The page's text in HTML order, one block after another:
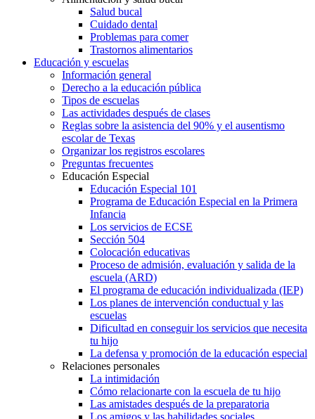
Salud bucal
Cuidado dental
Problemas para comer
Trastornos alimentarios
Educación y escuelas
Información general
Derecho a la educación pública
Tipos de escuelas
Las actividades después de clases
Reglas sobre la asistencia del 90% y el ausentismo
escolar de Texas
Organizar los registros escolares
Preguntas frecuentes
Educación Especial
Educación Especial 101
Programa de Educación Especial en la Primera
Infancia
Los servicios de ECSE
Sección 504
Colocación educativas
Proceso de admisión, evaluación y salida de la
escuela (ARD)
El programa de educación individualizada (IEP)
Los planes de intervención conductual y las
escuelas
Dificultad en conseguir los servicios que necesita
tu hijo
La defensa y promoción de la educación especial
Relaciones personales
La intimidación
Cómo relacionarte con la escuela de tu hijo
Las amistades después de la preparatoria
Los amigos y las habilidades sociales